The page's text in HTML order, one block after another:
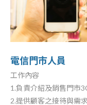
電信門市人員
工作內容
1.負責介紹及銷售門市
2.提供顧客之接待與需